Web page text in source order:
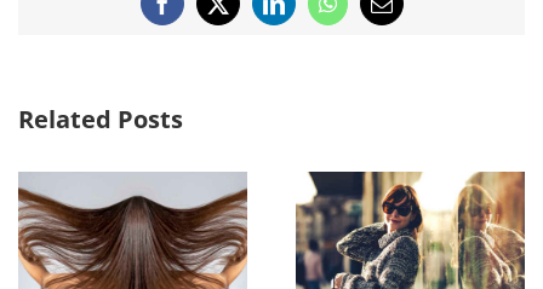
Facebook
X LinkedInWhatsApp
Email
Related Posts